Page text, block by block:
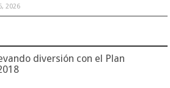
2026
diversión con el Plan